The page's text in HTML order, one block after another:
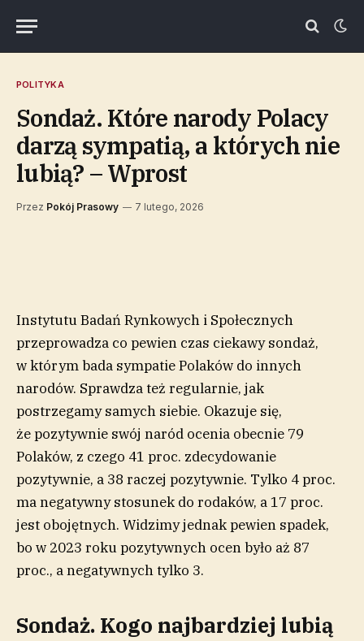
POLITYKA
Sondaż. Które narody Polacy
darzą sympatią, a których nie
lubią? – Wprost
Przez Pokój Prasowy 7 lutego, 2026
Instytutu Badań Rynkowych i Społecznych
przeprowadza co pewien czas ciekawy sondaż,
w którym bada sympatie Polaków do innych
narodów. Sprawdza też regularnie, jak
postrzegamy samych siebie. Okazuje się,
że pozytywnie swój naród ocenia obecnie 79
Polaków, z czego 41 proc. zdecydowanie
pozytywnie, a 38 raczej pozytywnie. Tylko 4 proc.
ma negatywny stosunek do rodaków, a 17 proc.
jest obojętnych. Widzimy jednak pewien spadek,
bo w 2023 roku pozytywnych ocen było aż 87
proc., a negatywnych tylko 3.
Sondaż. Kogo najbardziej lubią